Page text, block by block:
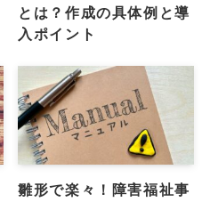
とは？作成の具体例と導
入ポイント
雛形で楽々！障害福祉事